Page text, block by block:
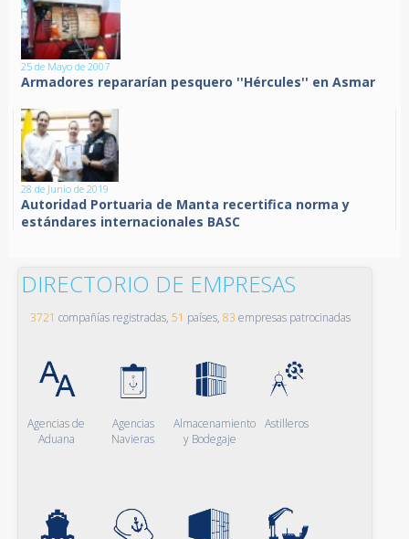
25 de Mayo de 2007
Armadores repararían pesquero ''Hércules'' en Asmar
28 de Junio de 2019
Autoridad Portuaria de Manta recertifica norma y
estándares internacionales BASC
DIRECTORIO DE EMPRESAS
3721 compañías registradas, 51 países, 83 empresas patrocinadas
Agencias de
Aduana
Agencias
Navieras
Almacenamiento
y Bodegaje
Astilleros